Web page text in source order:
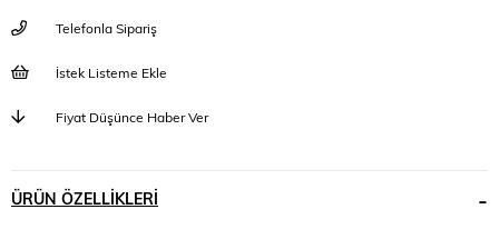
Telefonla Sipariş
İstek Listeme Ekle
Fiyat Düşünce Haber Ver
ÜRÜN ÖZELLIKLERI